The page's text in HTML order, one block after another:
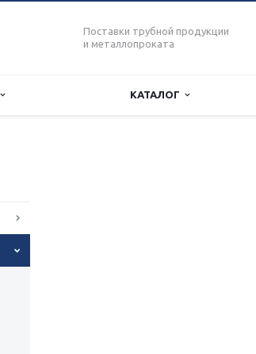
Поставки трубной продукции
и металлопроката
КАТАЛОГ